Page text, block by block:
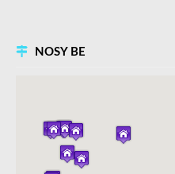
NOSY BE